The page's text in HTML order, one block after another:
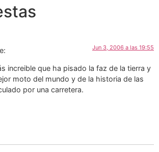
Jun 3, 2006 a las 19:55
increible que ha pisado la faz de la tierra y
moto del mundo y de la historia de las
por una carretera.